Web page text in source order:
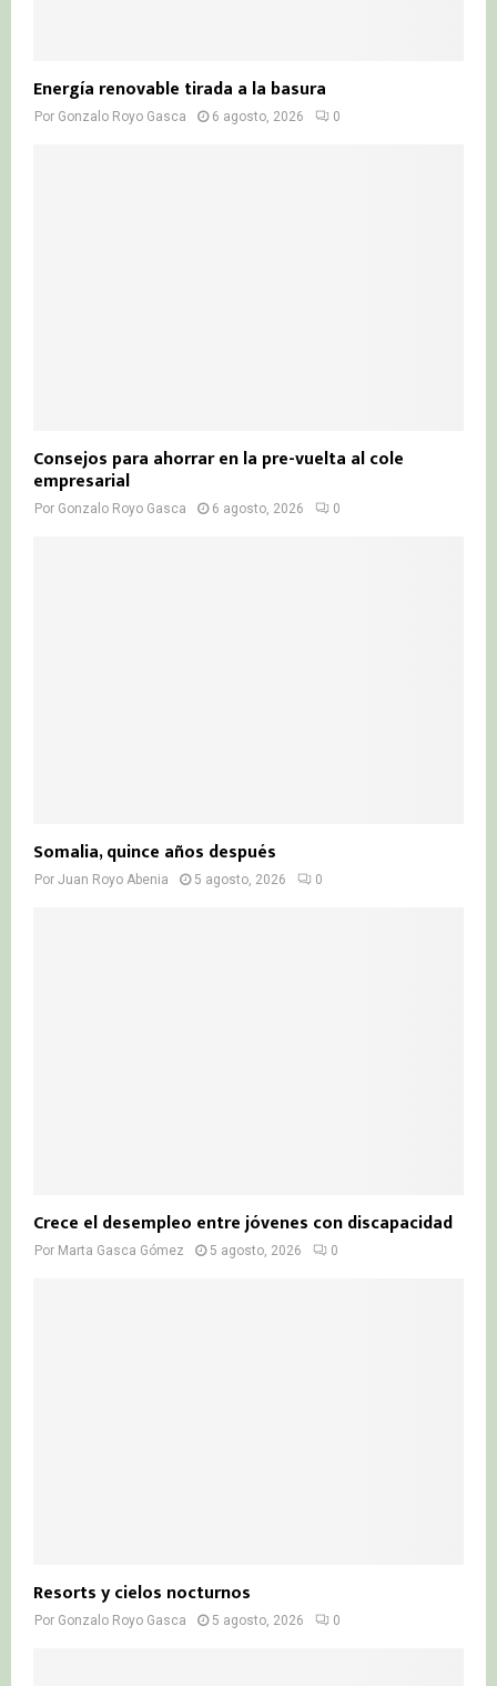
Energía renovable tirada a la basura
Por Gonzalo Royo Gasca 6 agosto, 2026 0
Consejos para ahorrar en la pre-vuelta al cole
empresarial
Por Gonzalo Royo Gasca 6 agosto, 2026 0
Somalia, quince años después
Por Juan Royo Abenia 5 agosto, 2026 0
Crece el desempleo entre jóvenes con discapacidad
Por Marta Gasca Gómez 5 agosto, 2026 0
Resorts y cielos nocturnos
Por Gonzalo Royo Gasca 5 agosto, 2026 0